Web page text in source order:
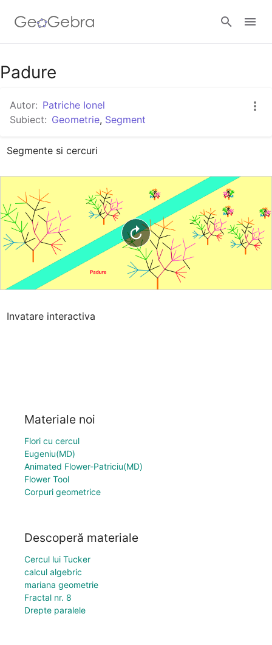
Google Classroom
GeoGebra Classroom
Padure
Autor: Patriche Ionel
Subiect: Geometrie, Segment
Segmente si cercuri
Invatare interactiva
Materiale noi
Flori cu cercul
Eugeniu(MD)
Animated Flower-Patriciu(MD)
Flower Tool
Corpuri geometrice
Descoperă materiale
Cercul lui Tucker
calcul algebric
mariana geometrie
Fractal nr. 8
Drepte paralele